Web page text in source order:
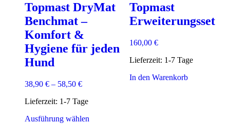
auf
der
Topmast DryMat
Benchmat –
Komfort &
Hygiene für jeden
Hund
38,90 € – 58,50 €
Lieferzeit: 1-7 Tage
Ausführung wählen
Topmast
Erweiterungsset
160,00 €
Lieferzeit: 1-7 Tage
In den Warenkorb